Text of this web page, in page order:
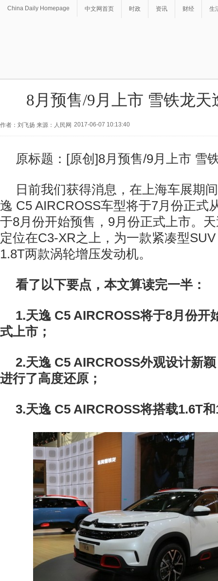
China Daily Homepage 中文网首页 时政 资讯 财经 生
8月预售/9月上市 雪铁龙天
作者：刘飞扬 来源：人民网 2017-06-07 10:13:40
原标题：[原创]8月预售/9月上市 雪
日前我们获得消息，在上海车展期
逸 C5 AIRCROSS车型将于7月份正式
于8月份开始预售，9月份正式上市。
定位在C3-XR之上，为一款紧凑型
1.8T两款涡轮增压发动机。
看了以下要点，本文算读完一半：
1.天逸 C5 AIRCROSS将于8月份开
式上市；
2.天逸 C5 AIRCROSS外观设计新
进行了高度还原；
3.天逸 C5 AIRCROSS将搭载1.6T